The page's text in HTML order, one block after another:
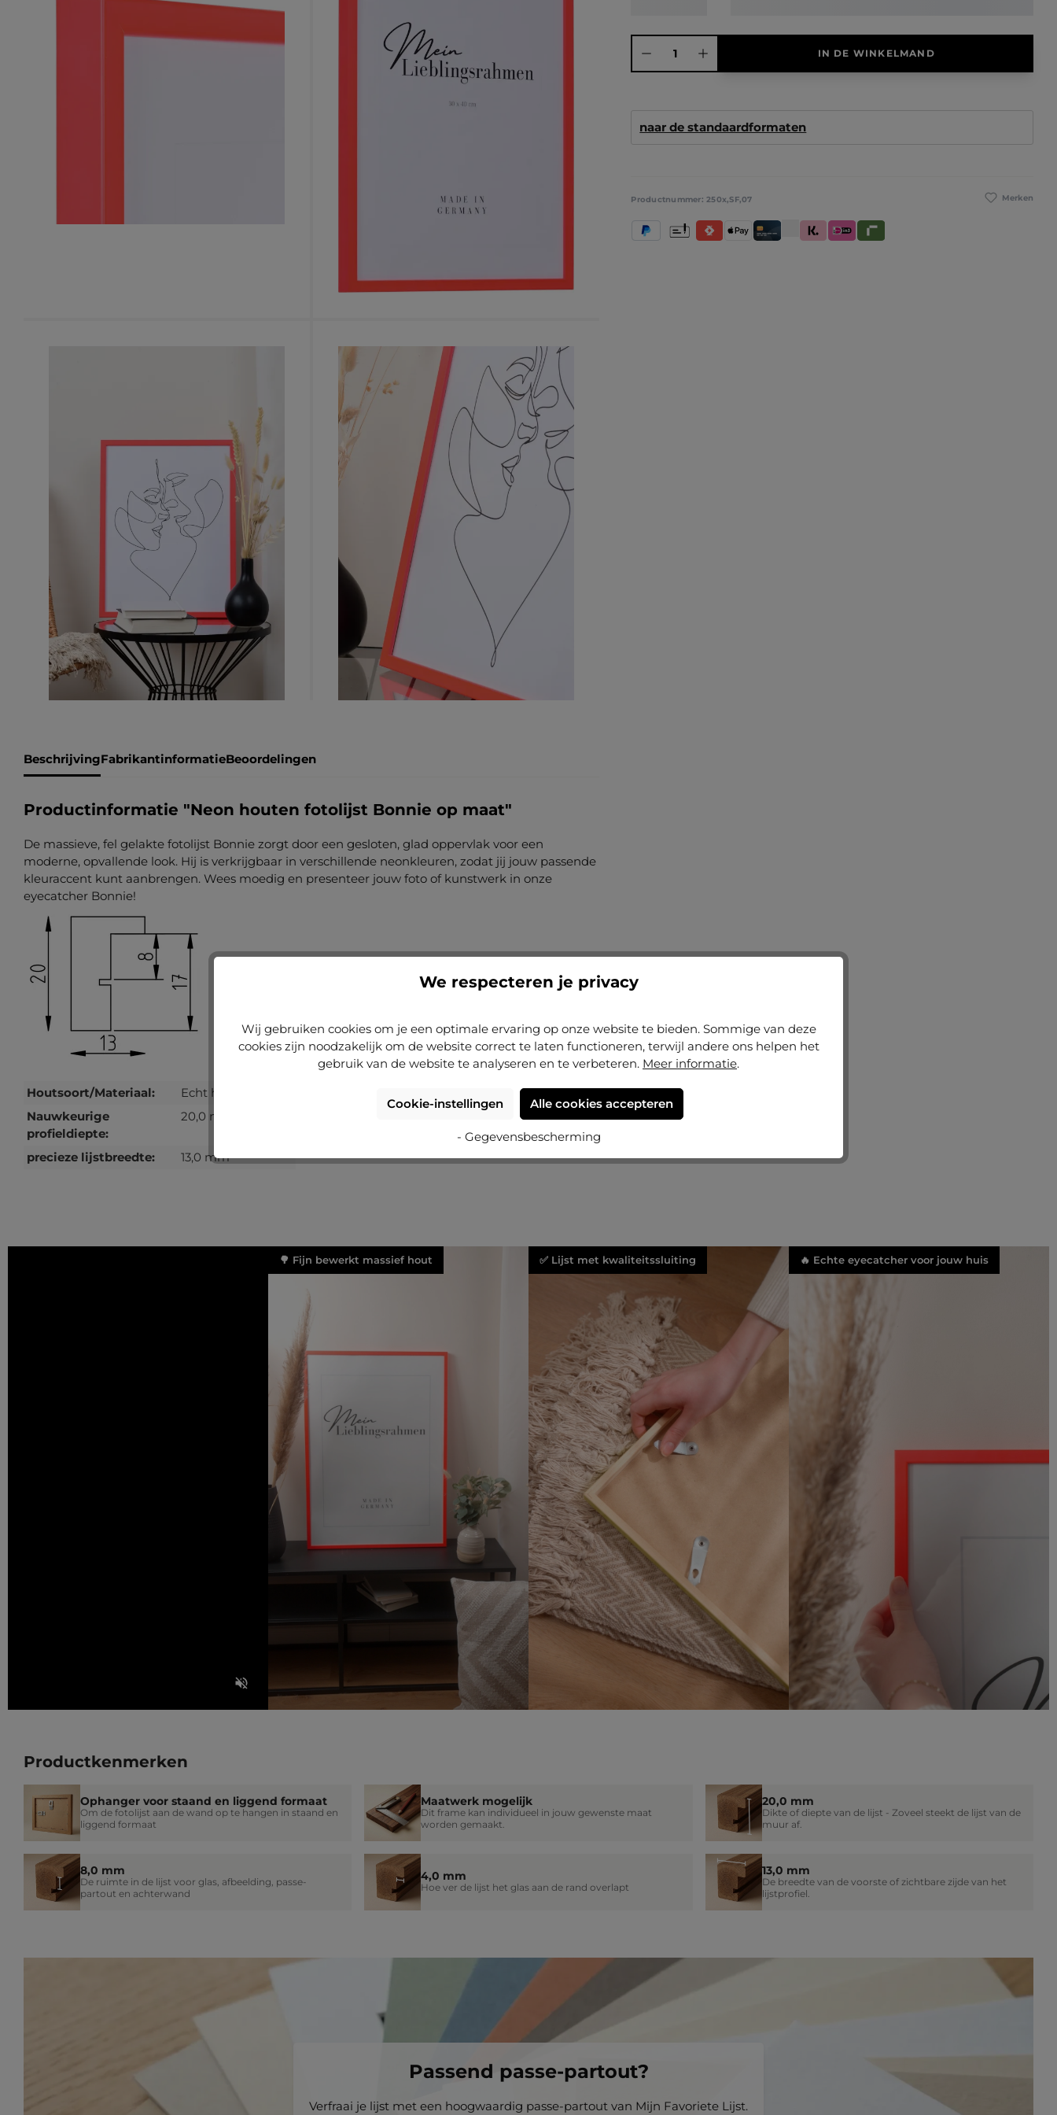
BeschrijvingFabrikantinformatieBeoordelingen
Productinformatie "Neon houten fotolijst Bonnie op maat"
De massieve, fel gelakte fotolijst Bonnie zorgt door een gesloten, glad oppervlak voor een
moderne, opvallende look. Hij is verkrijgbaar in verschillende neonkleuren, zodat jij jouw passende
kleuraccent kunt aanbrengen. Wees moedig en presenteer jouw foto of kunstwerk in onze
eyecatcher Bonnie!
Houtsoort/Materiaal:
Echt hout
Nauwkeurige
profieldiepte:
20,0 mm
precieze lijstbreedte: 13,0 mm
IN DE WINKELMAND
naar de standaardformaten
Merken
Productnummer:250x,SF,07
PayPal SatispayApple PayCreditcard / Betaalpas
Klarna (Achteraf betalen / In delen betalen
iDeal IN3
Riverty
Vooruitbetaling
🌳 Fijn bewerkt massief hout ✅ Lijst met kwaliteitssluiting 🔥 Echte eyecatcher voor jouw huis
Productkenmerken
Ophanger voor staand en liggend formaat
Om de fotolijst aan de wand op te hangen in staand en
liggend formaat
Maatwerk mogelijk
Dit frame kan individueel in jouw gewenste maat
worden gemaakt.
20,0 mm
Dikte of diepte van de lijst - Zoveel steekt de lijst van de
muur af.
8,0 mm
De ruimte in de lijst voor glas, afbeelding, passe-
partout en achterwand
4,0 mm
Hoe ver de lijst het glas aan de rand overlapt
13,0 mm
De breedte van de voorste of zichtbare zijde van het
lijstprofiel.
Passend passe-partout?
Verfraai je lijst met een hoogwaardig passe-partout van Mijn Favoriete Lijst.
We respecteren je privacy
Wij gebruiken cookies om je een optimale ervaring op onze website te bieden. Sommige van deze
cookies zijn noodzakelijk om de website correct te laten functioneren, terwijl andere ons helpen het
gebruik van de website te analyseren en te verbeteren. Meer informatie.
Cookie-instellingen Alle cookies accepteren
- Gegevensbescherming